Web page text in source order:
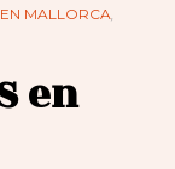
MALLORCA,
en